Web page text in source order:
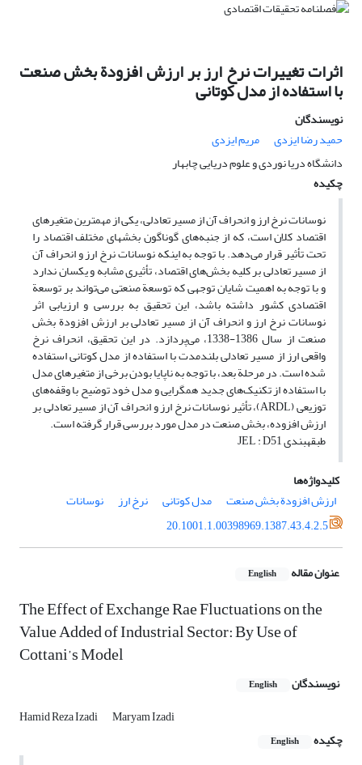
اثرات تغییرات نرخ ارز بر ارزش افزودة بخش صنعت
با استفاده از مدل کوتانی
نویسندگان
حمید رضا ایزدی
مریم ایزدی
دانشگاه دریا نوردی و علوم دریایی چابهار
چکیده
نوسانات نرخ ارز و انحراف آن از مسیر تعادلی، یکی از مهم‎ترین متغیرهای
اقتصاد کلان است، که از جنبه‌های گوناگون بخش‎های مختلف اقتصاد را
تحت تأثیر قرار می‌دهد. با توجه به این‎که نوسانات نرخ ارز و انحراف آن
از مسیر تعادلی بر کلیه بخش‌‎های اقتصاد، تأثیری مشابه و یکسان ندارد
و با توجه به اهمیت شایان توجهی که توسعة صنعتی می‌تواند بر توسعة
اقتصادی کشور داشته باشد، این تحقیق به بررسی و ارزیابی اثر
نوسانات نرخ ارز و انحراف آن از مسیر تعادلی بر ارزش افزودة بخش
صنعت از سال 1386-1338، می‌پردازد. در این تحقیق، انحراف نرخ
واقعی ارز از مسیر تعادلی بلندمدت با استفاده از مدل کوتانی استفاده
شده است. در مرحلة بعد، با توجه به ناپایا بودن برخی از متغیرهای مدل
با استفاده از تکنیک‌های جدید هم‎گرایی و مدل خود توضیح با وقفه‌های
توزیعی (ARDL)، تأثیر نوسانات نرخ ارز و انحراف آن از مسیر تعادلی بر
ارزش افزوده، بخش صنعت در مدل مورد بررسی قرار گرفته است.
طبقه‎بندی JEL : D51
کلیدواژه‌ها
ارزش افزودة بخش صنعت
مدل کوتانی نرخ ارز
نوسانات
20.1001.1.00398969.1387.43.4.2.5
عنوان مقاله English
The Effect of Exchange Rae Fluctuations on the
Value Added of Industrial Sector: By Use of
Cottani’s Model
نویسندگان English
Hamid Reza Izadi
Maryam Izadi
چکیده
English